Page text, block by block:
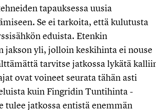
tapauksessa uusia
Se ei tarkoita, että kulutusta
eduista. Etenkin
jakson yli, jolloin keskihinta ei nouse
tarvitse jatkossa lykätä
ovat voineet seurata tähän asti
kuin Fingridin Tuntihinta -
jatkossa entistä enemmän